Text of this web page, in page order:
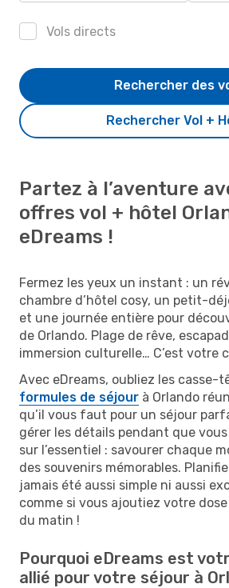
Vols directs
Rechercher Vol +
Rechercher des
Partez à l’aventure
offres vol + hôtel
eDreams !
Fermez les yeux un instant : un
chambre d’hôtel cosy, un petit-
et une journée entière pour
de Orlando. Plage de rêve,
immersion culturelle… C’est votre
Avec eDreams, oubliez les casse-
formules de séjour à Orlando
qu’il vous faut pour un séjour
gérer les détails pendant que
sur l’essentiel : savourer chaque
des souvenirs mémorables.
jamais été aussi simple ni aussi
comme si vous ajoutiez votre
du matin !
Pourquoi eDreams est
allié pour votre séjour à